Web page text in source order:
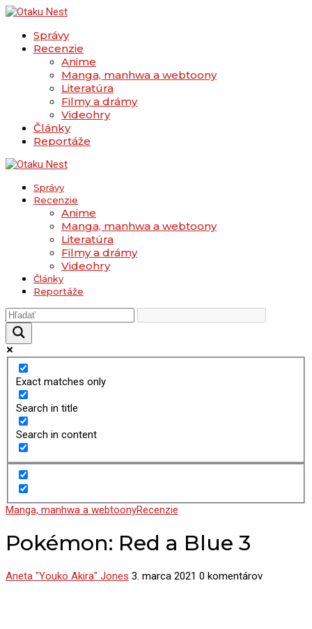
Správy
Recenzie
Anime
Manga, manhwa a webtoony
Literatúra
Filmy a drámy
Videohry
Články
Reportáže
Správy
Recenzie
Anime
Manga, manhwa a webtoony
Literatúra
Filmy a drámy
Videohry
Články
Reportáže
Exact matches only
Search in title
Search in content
Manga, manhwa a webtoonyRecenzie
Pokémon: Red a Blue 3
Aneta "Youko Akira" Jones 3. marca 2021 0 komentárov